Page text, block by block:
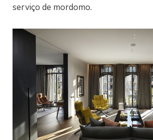
serviço de mordomo.